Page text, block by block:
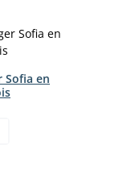
Sofia en